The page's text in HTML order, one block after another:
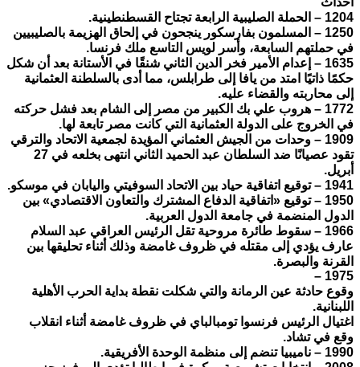
1204 – الحملة الصليبية الرابعة تجتاح القسطنطينية.
1250 – المسلمون بفارسكور ينجحون في إلحاق الهزيمة بالصليبيين
في حملتهم السابعة، وأسر لويس التاسع ملك فرنسا.
1635 – إعدام الأمير فخر الدين الثاني شنقًا في الأستانة بعد أن شكل
حكمًا ذاتيًا امتد من يافا إلى طرابلس، مما أدى بالسلطنة العثمانية
إلى محاربته والقضاء عليه.
1772 – هروب علي بك الكبير من مصر إلى الشام بعد فشل حركته
في الخروج على الدولة العثمانية التي كانت مصر تابعة لها.
1909 – وحدات من الجيش العثماني المؤيدة لجمعية الاتحاد والترقي
تقود عصيانًا ضد السلطان عبد الحميد الثاني انتهى بخلعه في 27
أبريل.
1941 – توقيع اتفاقية حياد بين الاتحاد السوفيتي واليابان في موسكو.
1950 – توقيع «اتفاقية الدفاع المشترك والتعاون الاقتصادي» بين
الدول المنضمة في جامعة الدول العربية.
1966 – سقوط طائرة مروحية تقل الرئيس العراقي عبد السلام
عارف يؤدي إلى مقتله في ظروف غامضة وذلك أثناء تحليقها بين
القرنة والبصرة.
1975 –
وقوع حادثة عين الرمانة والتي شكلت نقطة بداية الحرب الأهلية
اللبنانية.
اغتيال الرئيس فرنسوا تومبالباي في ظروف غامضة أثناء انقلاب
وقع في تشاد.
1990 – ناميبيا تنضم إلى منظمة الوحدة الأفريقية.